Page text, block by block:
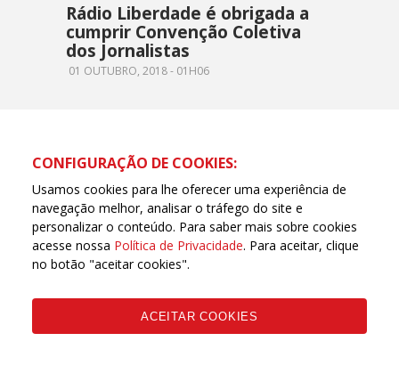
Rádio Liberdade é obrigada a
cumprir Convenção Coletiva
dos Jornalistas
01 OUTUBRO, 2018 - 01H06
CONFIGURAÇÃO DE COOKIES:
Usamos cookies para lhe oferecer uma experiência de
navegação melhor, analisar o tráfego do site e
personalizar o conteúdo. Para saber mais sobre cookies
acesse nossa Política de Privacidade. Para aceitar, clique
no botão "aceitar cookies".
ACEITAR COOKIES